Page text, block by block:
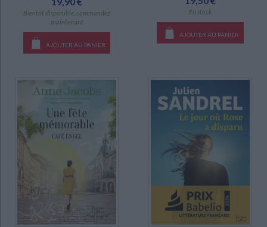
Bientôt disponible, commandez
maintenant
AJOUTER AU PANIER
En stock
AJOUTER AU PANIER